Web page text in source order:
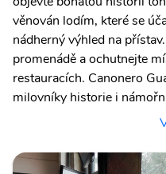
věnován lodím, které se
nádherný výhled na
promenádě a ochutnejte
restauracích. Canonero
milovníky historie i